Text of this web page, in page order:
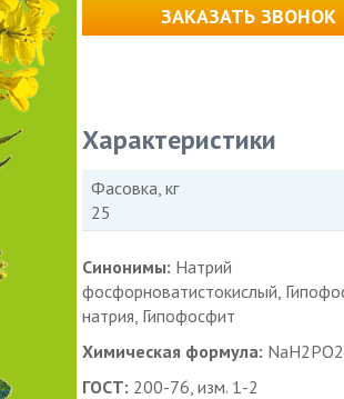
ЗАКАЗАТЬ ЗВОНОК
Характеристики
Фасовка, кг
25
Синонимы: Натрий
фосфорноватистокислый,
натрия, Гипофосфит
Химическая формула:
ГОСТ: 200-76, изм. 1-2